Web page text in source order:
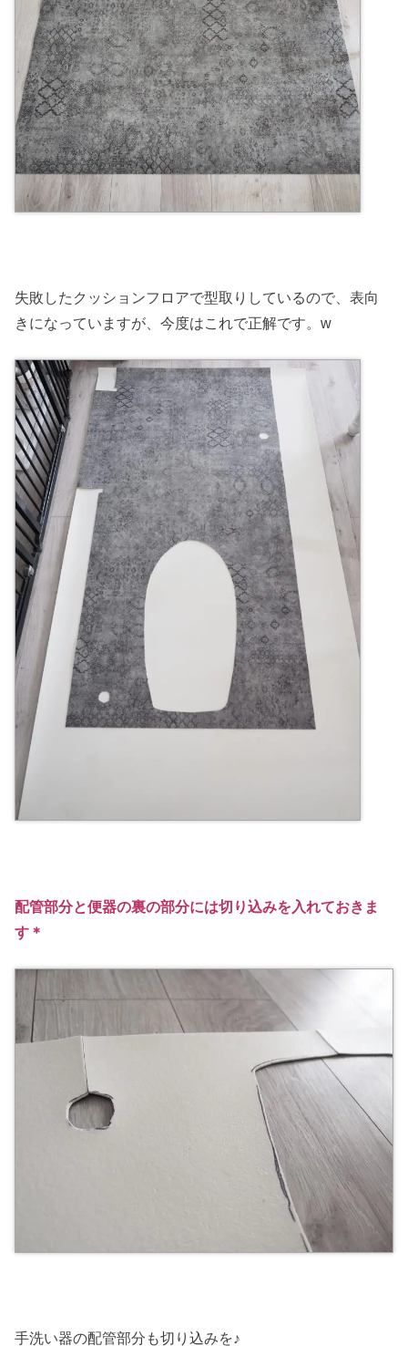
失敗したクッションフロアで型取りしているので、表向
きになっていますが、今度はこれで正解です。w
配管部分と便器の裏の部分には切り込みを入れておきま
す＊
手洗い器の配管部分も切り込みを♪